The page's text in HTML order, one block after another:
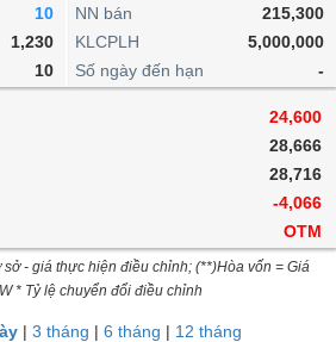
10
1,230
10
NN bán
215,300
KLCPLH
5,000,000
Số ngày đến hạn
-
24,600
28,666
28,716
-4,066
OTM
- giá thực hiện điều chỉnh; (**)Hòa vốn = Giá
* Tỷ lệ chuyển đổi điều chỉnh
| 3 tháng | 6 tháng | 12 tháng